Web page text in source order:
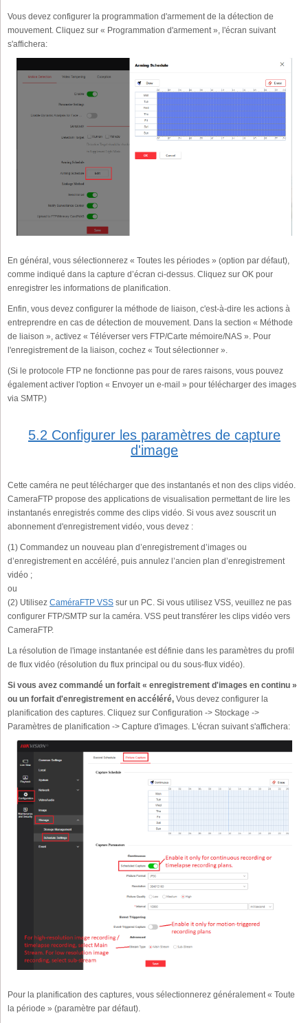
Vous devez configurer la programmation d'armement de la détection de
mouvement. Cliquez sur « Programmation d'armement », l'écran suivant
s'affichera:
En général, vous sélectionnerez « Toutes les périodes » (option par défaut),
comme indiqué dans la capture d’écran ci-dessus. Cliquez sur OK pour
enregistrer les informations de planification.
Enfin, vous devez configurer la méthode de liaison, c'est-à-dire les actions à
entreprendre en cas de détection de mouvement. Dans la section « Méthode
de liaison », activez « Téléverser vers FTP/Carte mémoire/NAS ». Pour
l'enregistrement de la liaison, cochez « Tout sélectionner ».
(Si le protocole FTP ne fonctionne pas pour de rares raisons, vous pouvez
également activer l'option « Envoyer un e-mail » pour télécharger des images
via SMTP.)
5.2 Configurer les paramètres de capture
d'image
Cette caméra ne peut télécharger que des instantanés et non des clips vidéo.
CameraFTP propose des applications de visualisation permettant de lire les
instantanés enregistrés comme des clips vidéo. Si vous avez souscrit un
abonnement d'enregistrement vidéo, vous devez :
(1) Commandez un nouveau plan d’enregistrement d’images ou
d’enregistrement en accéléré, puis annulez l’ancien plan d’enregistrement
vidéo ;
ou
(2) Utilisez CaméraFTP VSS sur un PC. Si vous utilisez VSS, veuillez ne pas
configurer FTP/SMTP sur la caméra. VSS peut transférer les clips vidéo vers
CameraFTP.
La résolution de l'image instantanée est définie dans les paramètres du profil
de flux vidéo (résolution du flux principal ou du sous-flux vidéo).
Si vous avez commandé un forfait « enregistrement d'images en continu »
ou un forfait d'enregistrement en accéléré, Vous devez configurer la
planification des captures. Cliquez sur Configuration -> Stockage ->
Paramètres de planification -> Capture d'images. L'écran suivant s'affichera:
Pour la planification des captures, vous sélectionnerez généralement « Toute
la période » (paramètre par défaut).